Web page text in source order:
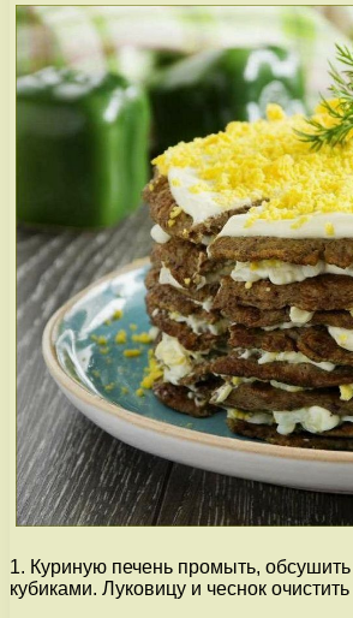
1. Куриную печень промыть, обсушить
кубиками. Луковицу и чеснок